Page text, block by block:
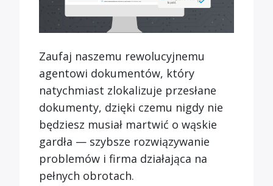
Zaufaj naszemu rewolucyjnemu
agentowi dokumentów, który
natychmiast zlokalizuje przesłane
dokumenty, dzięki czemu nigdy nie
będziesz musiał martwić o wąskie
gardła — szybsze rozwiązywanie
problemów i firma działająca na
pełnych obrotach.